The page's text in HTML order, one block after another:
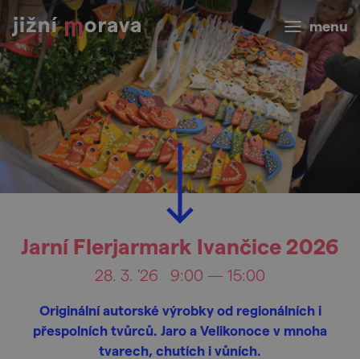
menu
Jarní Flerjarmark Ivančice 2026
28. 3. '26 9:00 — 15:00
Originální autorské výrobky od regionálních i
přespolních tvůrců. Jaro a Velikonoce v mnoha
tvarech, chutích i vůních.